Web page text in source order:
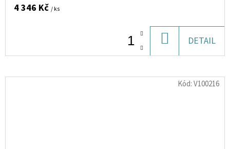
4 346 Kč / ks
KOŠÍKU
DETAIL
Kód:V100216